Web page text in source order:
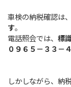
車検の納税確認は
す。
電話照会では、標
０９６５－３３－
しかしながら、納